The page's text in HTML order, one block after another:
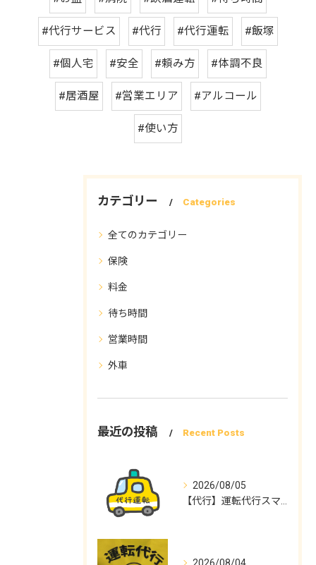
#代行サービス #代行 #代行運転 #飯塚
#個人宅 #安全 #頼み方 #体調不良
#居酒屋 #営業エリア #アルコール
#使い方
カテゴリー Categories
全てのカテゴリー
保険
料金
待ち時間
営業時間
外車
最近の投稿 Recent Posts
2026/08/05
2026/08/04